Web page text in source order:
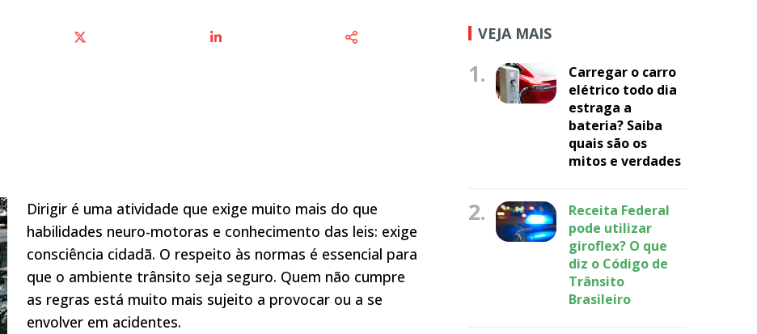
Dirigir é uma atividade que exige muito mais do que
habilidades neuro-motoras e conhecimento das leis: exige
consciência cidadã. O respeito às normas é essencial para
que o ambiente trânsito seja seguro. Quem não cumpre
as regras está muito mais sujeito a provocar ou a se
envolver em acidentes.
VEJA MAIS
1.
Carregar o carro
elétrico todo dia
estraga a
bateria? Saiba
quais são os
mitos e verdades
2.
Receita Federal
pode utilizar
giroflex? O que
diz o Código de
Trânsito
Brasileiro